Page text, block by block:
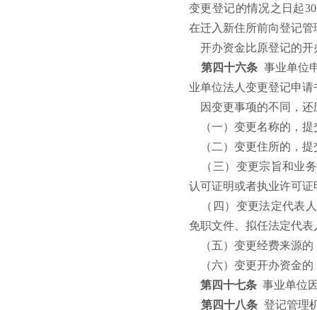
变更登记的情况之日起30
在迁入新住所前向登记
开办资金比原登记的
第四十六条 事业单位
业单位法人变更登记申
因变更事项的不同，
（一）变更名称的，
（二）变更住所的，
（三）变更宗旨和业
认可证明或者执业许可
（四）变更法定代表
免职文件、拟任法定代
（五）变更经费来源
（六）变更开办资金
第四十七条 事业单位
第四十八条 登记管理